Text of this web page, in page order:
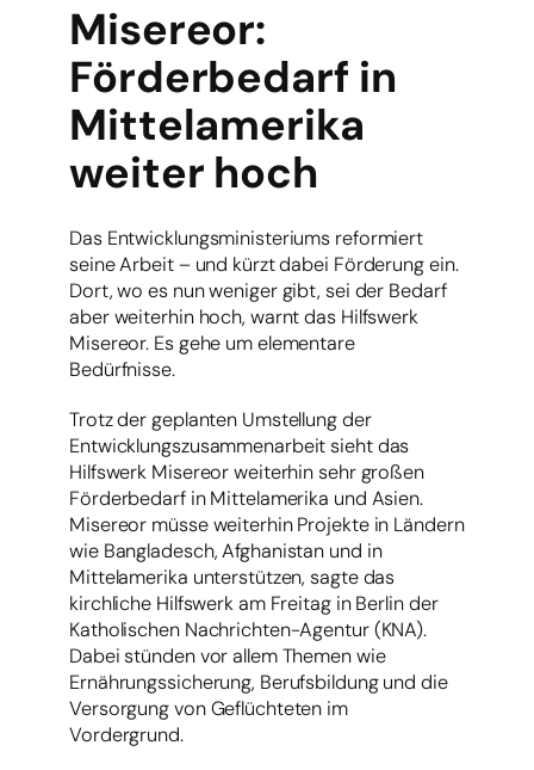
Misereor:
Förderbedarf in
Mittelamerika
weiter hoch
Das Entwicklungsministeriums reformiert
seine Arbeit – und kürzt dabei Förderung ein.
Dort, wo es nun weniger gibt, sei der Bedarf
aber weiterhin hoch, warnt das Hilfswerk
Misereor. Es gehe um elementare
Bedürfnisse.
Trotz der geplanten Umstellung der
Entwicklungszusammenarbeit sieht das
Hilfswerk Misereor weiterhin sehr großen
Förderbedarf in Mittelamerika und Asien.
Misereor müsse weiterhin Projekte in Ländern
wie Bangladesch, Afghanistan und in
Mittelamerika unterstützen, sagte das
kirchliche Hilfswerk am Freitag in Berlin der
Katholischen Nachrichten-Agentur (KNA).
Dabei stünden vor allem Themen wie
Ernährungssicherung, Berufsbildung und die
Versorgung von Geflüchteten im
Vordergrund.